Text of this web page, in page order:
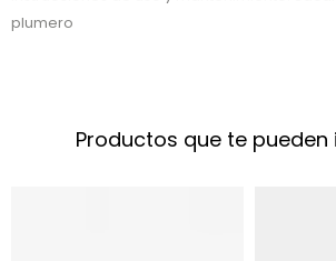
plumero
Productos que te pueden